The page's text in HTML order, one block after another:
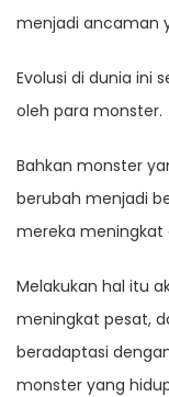
menjadi ancaman
Evolusi di dunia ini
oleh para monster.
Bahkan monster
berubah menjadi
mereka meningkat
Melakukan hal itu
meningkat pesat,
beradaptasi
monster yang